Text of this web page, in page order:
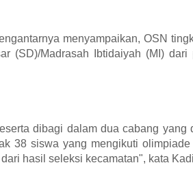
menyampaikan, OSN
(SD)/Madrasah Ibtidaiyah (MI) dari
dibagi dalam dua cabang yang
38 siswa yang mengikuti
hasil seleksi kecamatan", kata